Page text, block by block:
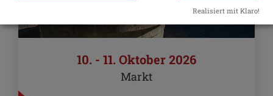
10. - 11. Oktober 2026
Markt
Realisiert mit Klaro!